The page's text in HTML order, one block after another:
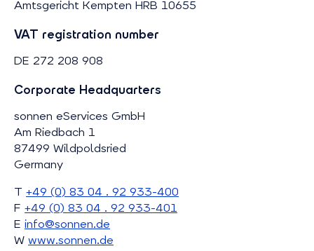
Amtsgericht Kempten HRB 10655
VAT registration number
DE 272 208 908
Corporate Headquarters
sonnen eServices GmbH
Am Riedbach 1
87499 Wildpoldsried
Germany
T +49 (0) 83 04 . 92 933-400
F +49 (0) 83 04 . 92 933-401
E info@sonnen.de
W www.sonnen.de